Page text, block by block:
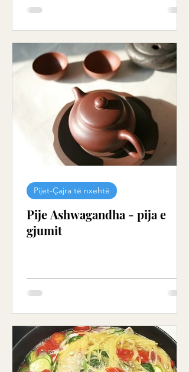
Pije Ashwagandha - pija e
gjumit
Pijet-Çajra të nxehtë